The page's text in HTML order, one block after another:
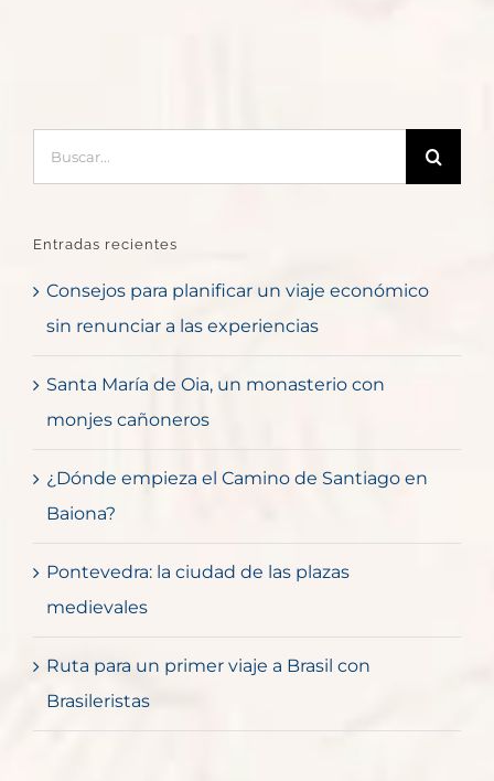
Entradas recientes
Consejos para planificar un viaje económico
sin renunciar a las experiencias
Santa María de Oia, un monasterio con
monjes cañoneros
¿Dónde empieza el Camino de Santiago en
Baiona?
Pontevedra: la ciudad de las plazas
medievales
Ruta para un primer viaje a Brasil con
Brasileristas